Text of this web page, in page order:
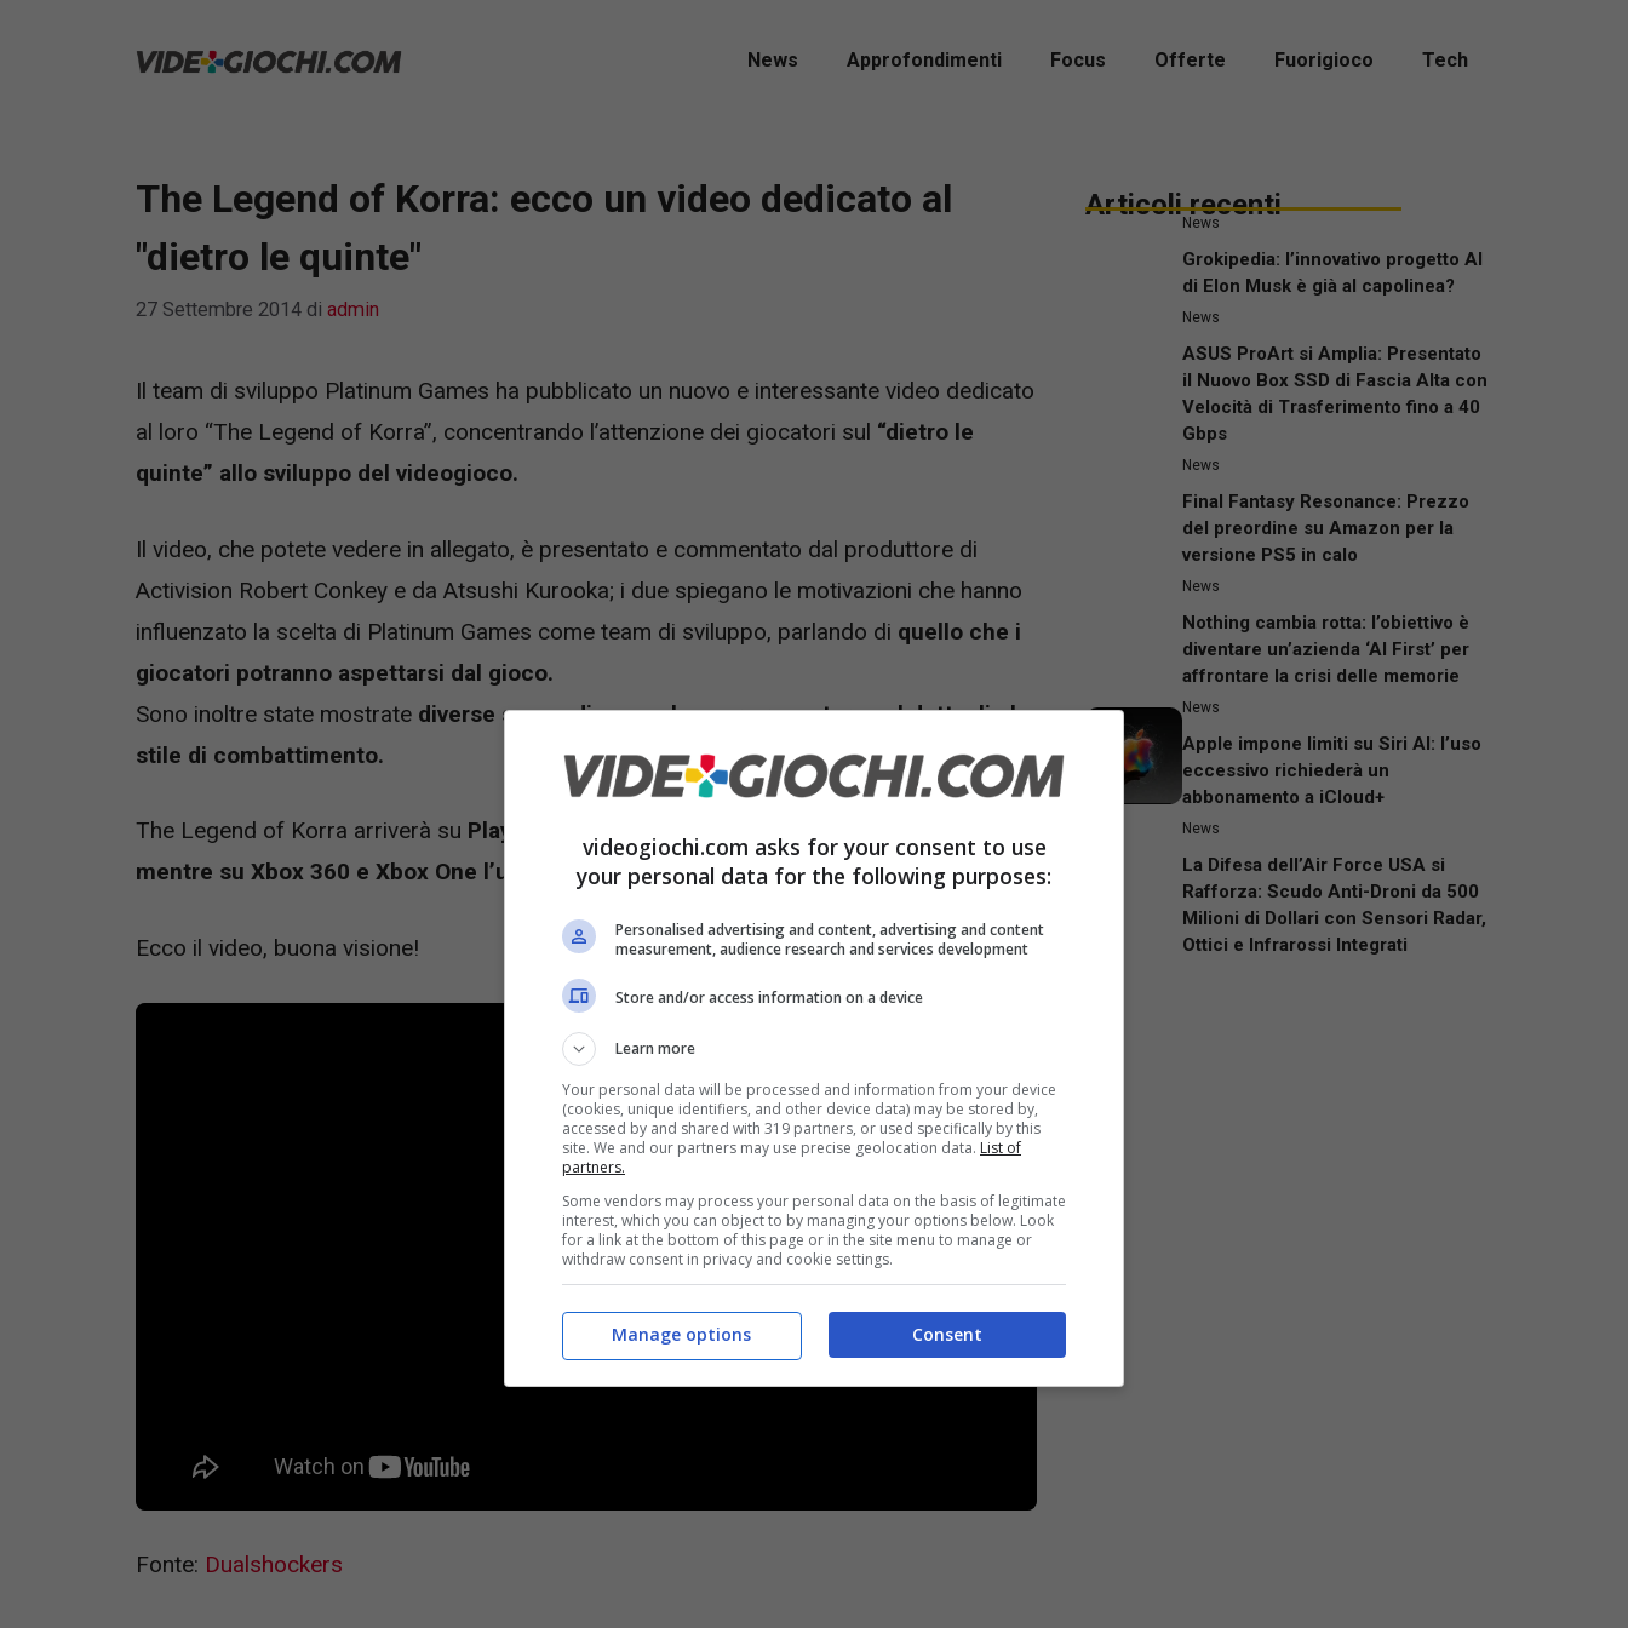
News Approfondimenti Focus Offerte Fuorigioco Tech
The Legend of Korra: ecco un video dedicato al
"dietro le quinte"
27 Settembre 2014 di admin
Il team di sviluppo Platinum Games ha pubblicato un nuovo e interessante video dedicato
al loro “The Legend of Korra”, concentrando l’attenzione dei giocatori sul “dietro le
quinte” allo sviluppo del videogioco.
Il video, che potete vedere in allegato, è presentato e commentato dal produttore di
Activision Robert Conkey e da Atsushi Kurooka; i due spiegano le motivazioni che hanno
influenzato la scelta di Platinum Games come team di sviluppo, parlando di quello che i
giocatori potranno aspettarsi dal gioco.
Sono inoltre state mostrate diverse scene di gameplay per presentare nel dettaglio lo
stile di combattimento.
The Legend of Korra arriverà su PlayStation 3, PlayStation 4 e PC il 21 ottobre,
mentre su Xbox 360 e Xbox One l’uscita è prevista il giorno seguente.
Ecco il video, buona visione!
Fonte: Dualshockers
Articoli recenti
News
Grokipedia: l’innovativo progetto AI
di Elon Musk è già al capolinea?
News
ASUS ProArt si Amplia: Presentato
il Nuovo Box SSD di Fascia Alta con
Velocità di Trasferimento fino a 40
Gbps
News
Final Fantasy Resonance: Prezzo
del preordine su Amazon per la
versione PS5 in calo
News
Nothing cambia rotta: l’obiettivo è
diventare un’azienda ‘AI First’ per
affrontare la crisi delle memorie
News
Apple impone limiti su Siri AI: l’uso
eccessivo richiederà un
abbonamento a iCloud+
News
La Difesa dell’Air Force USA si
Rafforza: Scudo Anti-Droni da 500
Milioni di Dollari con Sensori Radar,
Ottici e Infrarossi Integrati
videogiochi.com asks for your consent to use
your personal data for the following purposes:
Personalised advertising and content, advertising and content
measurement, audience research and services development
Store and/or access information on a device
Learn more
Your personal data will be processed and information from your device
(cookies, unique identifiers, and other device data) may be stored by,
accessed by and shared with 319 partners, or used specifically by this
site. We and our partners may use precise geolocation data. List of
partners.
Some vendors may process your personal data on the basis of legitimate
interest, which you can object to by managing your options below. Look
for a link at the bottom of this page or in the site menu to manage or
withdraw consent in privacy and cookie settings.
Consent
Manage options